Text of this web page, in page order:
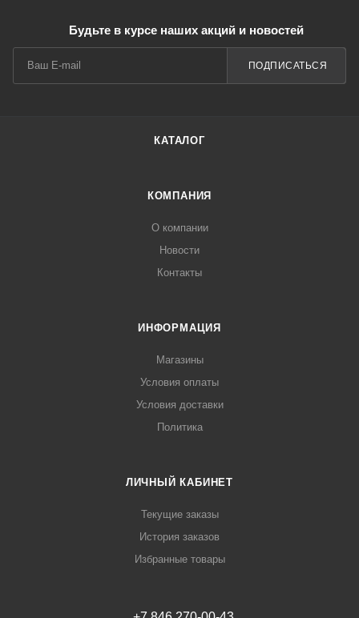
Будьте в курсе наших акций и новостей
ПОДПИСАТЬСЯ
КАТАЛОГ
КОМПАНИЯ
О компании
Новости
Контакты
ИНФОРМАЦИЯ
Магазины
Условия оплаты
Условия доставки
Политика
ЛИЧНЫЙ КАБИНЕТ
Текущие заказы
История заказов
Избранные товары